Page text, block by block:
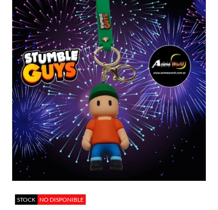
STOCK NO DISPONIBLE